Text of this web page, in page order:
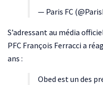
— Paris FC
S’adressant au média
PFC François Ferracci a
ans :
Obed est un des